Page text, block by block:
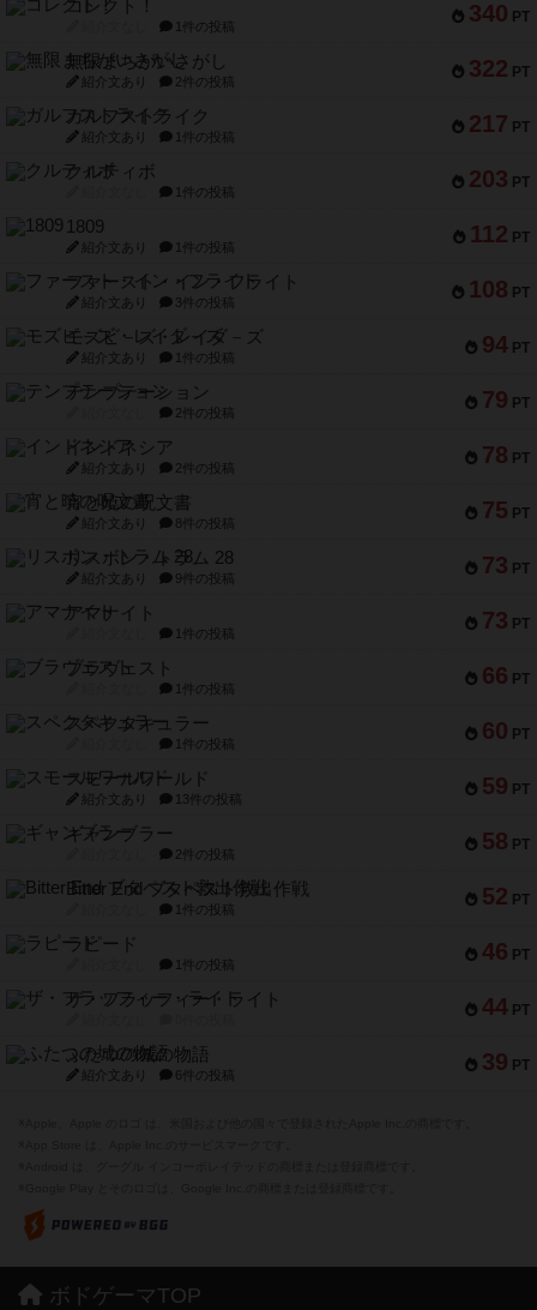
340 PT
コレクト！
1件の投稿
322 PT
無限まちがいさがし
紹介文あり 2件の投稿
217 PT
ガルフストライク
紹介文あり 1件の投稿
203 PT
クルティボ
1件の投稿
112 PT
1809
紹介文あり 1件の投稿
108 PT
ファースト・イン・フライト
紹介文あり 3件の投稿
94 PT
モズビ－ズ・レイダ－ズ
紹介文あり 1件の投稿
79 PT
テンプテーション
2件の投稿
78 PT
インドネシア
紹介文あり 2件の投稿
75 PT
宵と暁の呪文書
紹介文あり 8件の投稿
73 PT
リスボン・トラム 28
紹介文あり 9件の投稿
73 PT
アマナイト
1件の投稿
66 PT
ブラヴェスト
1件の投稿
60 PT
スペクタキュラー
1件の投稿
59 PT
スモールワールド
紹介文あり 13件の投稿
58 PT
ギャンブラー
2件の投稿
52 PT
Bitter End ブタペスト救出作戦
1件の投稿
46 PT
ラピード
1件の投稿
44 PT
ザ・フラッフィー・ライト
39 PT
ふたつの城の物語
紹介文あり 6件の投稿
ボドゲーマTOP